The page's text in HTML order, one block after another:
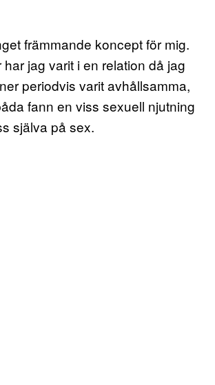
främmande koncept för mig.
jag varit i en relation då jag
periodvis varit avhållsamma,
fann en viss sexuell njutning
själva på sex.